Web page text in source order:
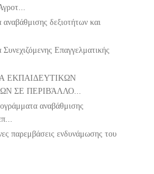
δεξιοτήτων και
Επαγγελματικής
ΕΚΠΑΙΔΕΥΤΙΚΩΝ
ΣΕ ΠΕΡΙΒΆΛΛΟ...
αναβάθμισης
παρεμβάσεις ενδυνάμωσης του